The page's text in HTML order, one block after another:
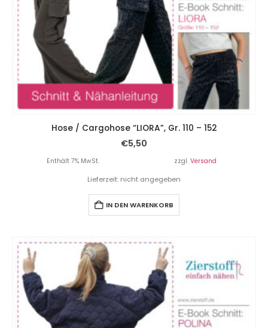
Hose / Cargohose “LIORA”, Gr. 110 – 152
€5,50
Enthält 7% MwSt. zzgl. Versand
Lieferzeit: nicht angegeben
IN DEN WARENKORB